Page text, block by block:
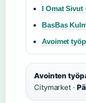
I Omat Sivut
BasBas
Avoimet
Avointen
Citymarket ·